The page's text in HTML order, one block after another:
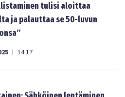
tulisi aloittaa
ja palauttaa se 50-luvun
| 14:17